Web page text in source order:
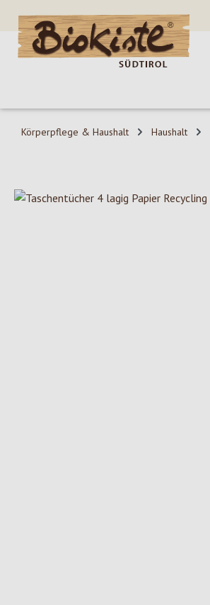
Hauptinhalt springen
Zur Suche springen
Zur Hauptnavigation springen
Körperpflege & Haushalt Haushalt
Bildergalerie überspringen